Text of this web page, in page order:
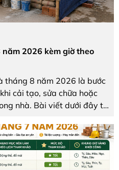
2026 kèm giờ theo
tháng 8 năm 2026 là bước
cải tạo, sửa chữa hoặc
nhà. Bài viết dưới đây từ
Tường Bính ...